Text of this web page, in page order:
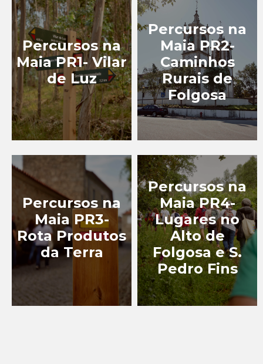
BLOG
Percursos na
Maia PR1- Vilar
de Luz
Percursos na
Maia PR2-
Caminhos
Rurais de
Folgosa
Percursos na
Maia PR3-
Rota Produtos
da Terra
Percursos na
Maia PR4-
Lugares no
Alto de
Folgosa e S.
Pedro Fins